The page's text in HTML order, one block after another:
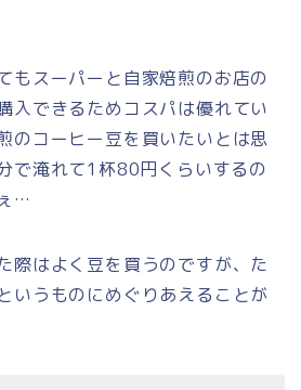
もスーパーと自家焙煎のお店の
入できるためコスパは優れてい
のコーヒー豆を買いたいとは思
で淹れて1杯80円くらいするの
…
際はよく豆を買うのですが、た
いうものにめぐりあえることが